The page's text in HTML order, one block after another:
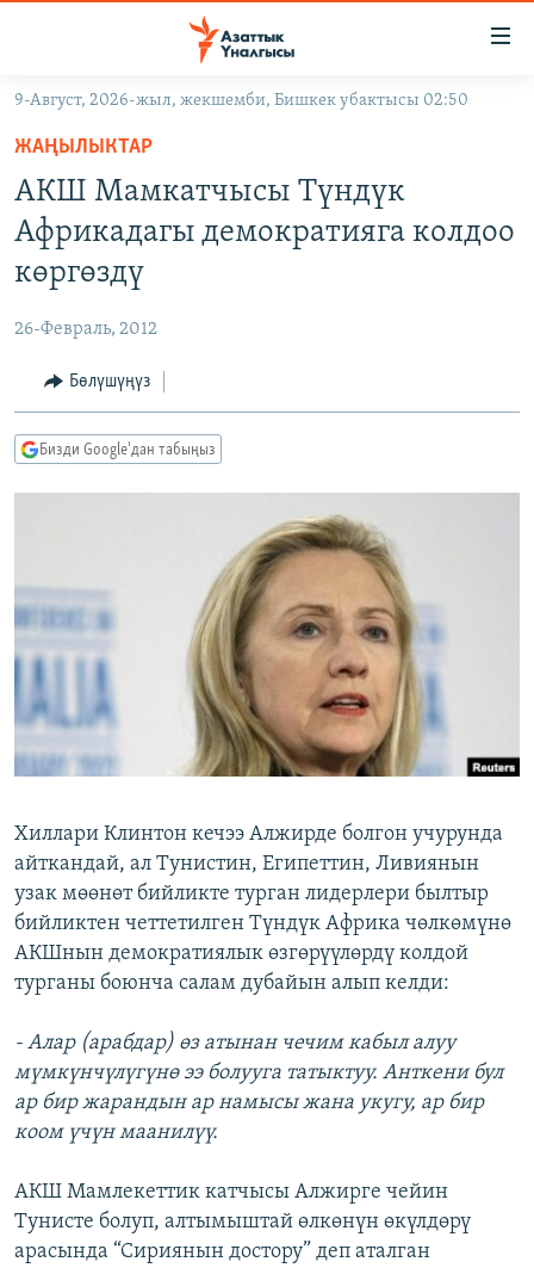
Навигацияга
өтүңүз
Издөөгө
салыңызКЫРГЫЗСТАН
МАДАНИЯТ
ДҮЙНӨ
УКРАИНА
ТВ ПРОГРАММАЛАР
БҮГҮН АЗАТТЫКТА
ЫҢГАЙСЫЗ СУРООЛОР
ПОДКАСТ
Русский
ЭЕ/АРнун бардык сайттары
9-Август, 2026-жыл, жекшемби, Бишкек убактысы 02:50
ЖАҢЫЛЫКТАР
АКШ Мамкатчысы Түндүк
Африкадагы демократияга колдоо
көргөздү
26-Февраль, 2012
Бөлүшүңүз
Бизди Google'дан табыңыз
Хиллари Клинтон кечээ Алжирде болгон учурунда
айткандай, ал Тунистин, Египеттин, Ливиянын
узак мөөнөт бийликте турган лидерлери былтыр
бийликтен четтетилген Түндүк Африка чөлкөмүнө
АКШнын демократиялык өзгөрүүлөрдү колдой
турганы боюнча салам дубайын алып келди:
- Алар (арабдар) өз атынан чечим кабыл алуу
мүмкүнчүлүгүнө ээ болууга татыктуу. Анткени бул
ар бир жарандын ар намысы жана укугу, ар бир
коом үчүн маанилүү.
АКШ Мамлекеттик катчысы Алжирге чейин
Тунисте болуп, алтымыштай өлкөнүн өкүлдөрү
арасында “Сириянын достору” деп аталган